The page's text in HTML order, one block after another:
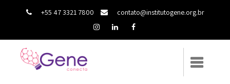
+55 47 3321 7800 contato@institutogene.org.br